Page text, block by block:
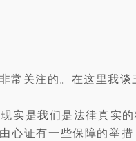
关注的。在这里我谈
实是我们是法律真实
心证有一些保障的举